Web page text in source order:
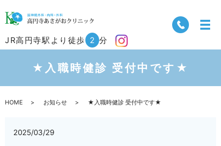
JR高円寺駅より徒歩 2 分
★入職時健診 受付中です★
HOME お知らせ ★入職時健診 受付中です★
2025/03/29